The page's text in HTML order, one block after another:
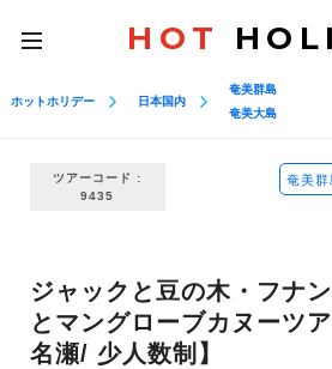
toggle
navigation
HOT
ホットホリデー 日本国内
奄美群島
奄美大島
ツアーコード :
9435
奄美群
ジャックと豆の木・フナ
とマングローブカヌーツ
名瀬/ 少人数制】